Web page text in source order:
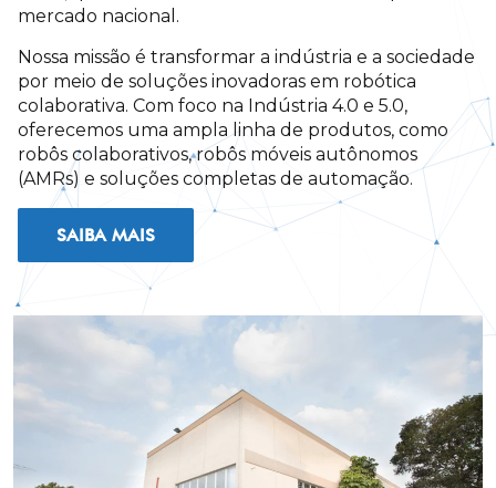
mercado nacional.
Nossa missão é transformar a indústria e a sociedade
por meio de soluções inovadoras em robótica
colaborativa. Com foco na Indústria 4.0 e 5.0,
oferecemos uma ampla linha de produtos, como
robôs colaborativos, robôs móveis autônomos
(AMRs) e soluções completas de automação.
SAIBA MAIS